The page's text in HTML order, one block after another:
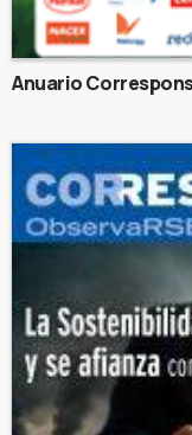
Anuario